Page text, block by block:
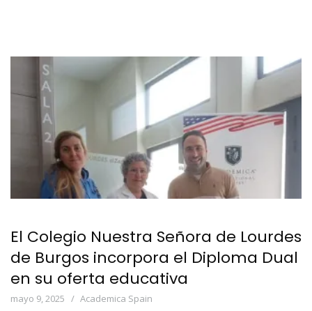
El Colegio Nuestra Señora de Lourdes
de Burgos incorpora el Diploma Dual
en su oferta educativa
mayo 9, 2025 Academica Spain